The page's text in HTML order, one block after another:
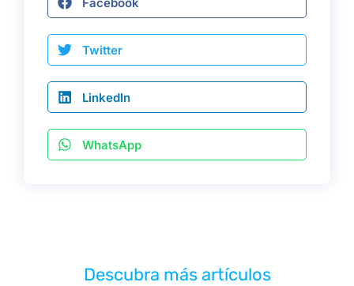
Twitter
LinkedIn
WhatsApp
Descubra más artículos